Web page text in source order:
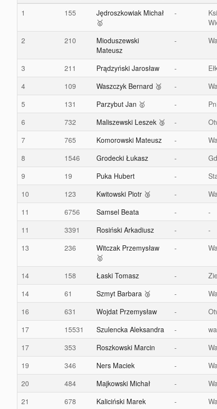
1
155
Jędroszkowiak Michał
🥇
-
2
210
Mioduszewski
Mateusz
-
3 211 Prądzyński Jarosław -
4
109 Waszczyk Bernard 🥉 -
5
131 Parzybut Jan 🥇 -
6
732 Maliszewski Leszek 🥉 -
7
765 Komorowski Mateusz -
8
1546 Grodecki Łukasz -
9
19 Puka Hubert -
10
123 Kwitowski Piotr 🥉 -
11
6756 Samsel Beata -
-
11
3391 Rosiński Arkadiusz -
-
13
236
Witczak Przemysław
🥇
-
14 158 Łaski Tomasz -
14
61 Szmyt Barbara 🥉 -
16
631 Wojdat Przemysław -
17
15531 Szulencka Aleksandra -
17
353 Roszkowski Marcin -
19
346 Ners Maciek -
20
484 Majkowski Michał -
21
678 Kaliciński Marek -